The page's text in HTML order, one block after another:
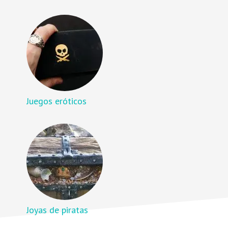
Juegos eróticos
Joyas de piratas